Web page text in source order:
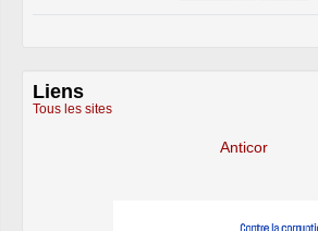
Liens
Tous les sites
Anticor